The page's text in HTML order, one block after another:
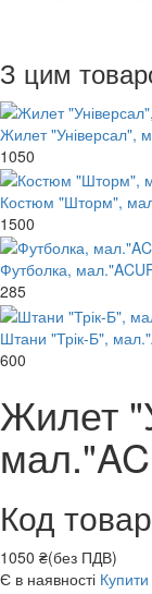
З цим
Жилет "Універсал",
1050
Костюм "Шторм",
1500
Футболка,
285
Штани "Трік-Б",
600
Жилет
Код
1050 ₴(без ПДВ)
Є в наявності Купити